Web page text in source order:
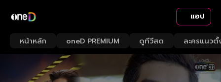
แอป
หน้าหลัก oneD PREMIUM ดูทีวีสด ละครแนวตั้